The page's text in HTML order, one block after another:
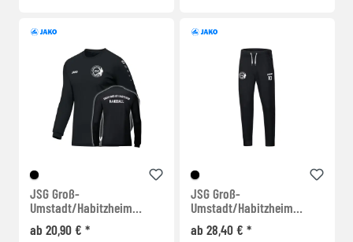
JSG Groß-
Umstadt/Habitzheim
Warm Up Longsleeve
ab 20,90 € *
JSG Groß-
Umstadt/Habitzheim
Torwarthose
ab 28,40 € *